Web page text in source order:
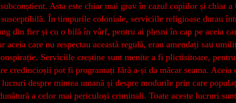
Asta este chiar mai grav în cazul copiilor și chiar a
susceptibilă. În timpurile coloniale, serviciile religioase durau
din fier și cu o bilă în vârf, pentru ai plesni în cap pe aceia
aceia care nu respectau această regulă, erau amendați sau
Serviciile creștine sunt menite a fi plictisitoare,
credincioșii pot fi programați fără a-și da măcar seama. Aceia
despre mintea umană și despre modurile prin care
a celor mai periculoși criminali. Toate aceste lucruri